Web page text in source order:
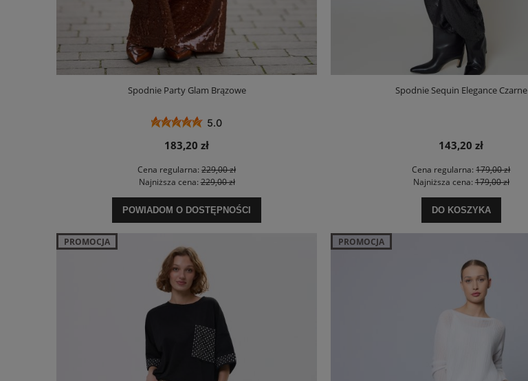
Spodnie Party Glam Brązowe
5.0
183,20 zł
Cena regularna:229,00 zł
Najniższa cena:229,00 zł
POWIADOM O DOSTĘPNOŚCI
Spodnie Sequin Elegance Czarne
143,20 zł
Cena regularna:179,00 zł
Najniższa cena:179,00 zł
DO KOSZYKA
PROMOCJA PROMOCJA